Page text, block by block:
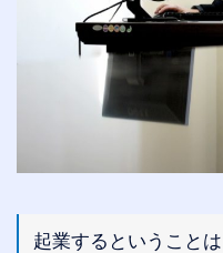
起業するということ